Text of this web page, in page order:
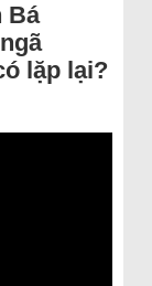
Bá
lặp lại?